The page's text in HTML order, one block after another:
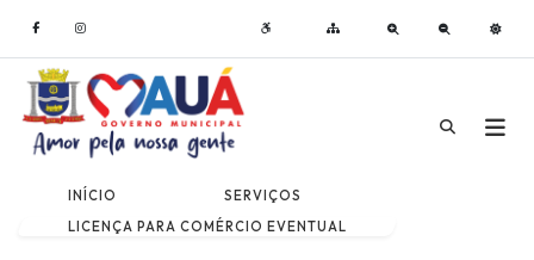
INÍCIO
SERVIÇOS
LICENÇA PARA COMÉRCIO EVENTUAL